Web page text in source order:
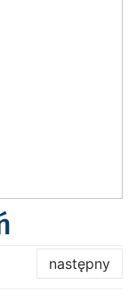
następny